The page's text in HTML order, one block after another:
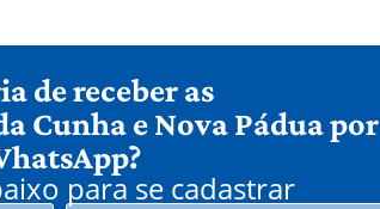
de receber as
Cunha e Nova Pádua por
para se cadastrar